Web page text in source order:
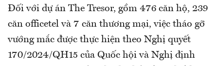
Đối với dự án The Tresor, gồm 476 căn hộ, 239
căn officetel và 7 căn thương mại, việc tháo gỡ
vướng mắc được thực hiện theo Nghị quyết
170/2024/QH15 của Quốc hội và Nghị định